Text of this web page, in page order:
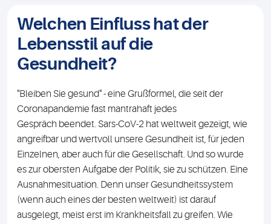
Welchen Einfluss hat der
Lebensstil auf die
Gesundheit?
"Bleiben Sie gesund" - eine Grußformel, die seit der
Coronapandemie fast mantrahaft jedes
Gespräch beendet. Sars-CoV-2 hat weltweit gezeigt, wie
angreifbar und wertvoll unsere Gesundheit ist, für jeden
Einzelnen, aber auch für die Gesellschaft. Und so wurde
es zur obersten Aufgabe der Politik, sie zu schützen. Eine
Ausnahmesituation. Denn unser Gesundheitssystem
(wenn auch eines der besten weltweit) ist darauf
ausgelegt, meist erst im Krankheitsfall zu greifen. Wie